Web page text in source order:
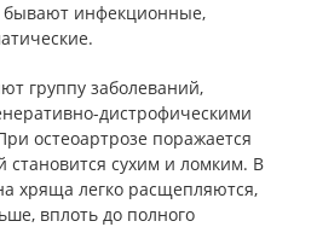
инфекционные,
группу заболеваний,
дистрофическими
остеоартрозе поражается
становится сухим и ломким. В
хряща легко расщепляются,
вплоть до полного